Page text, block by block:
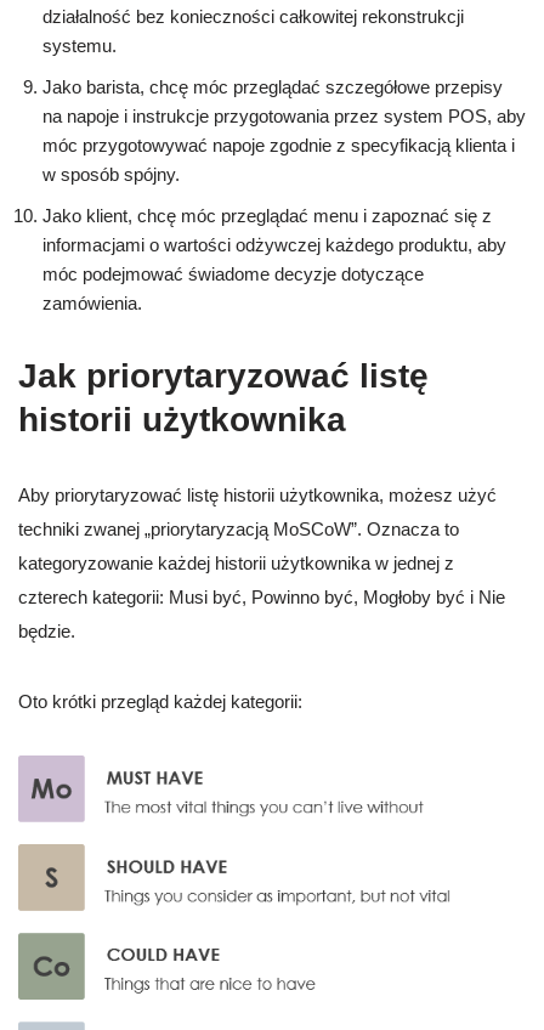
działalność bez konieczności całkowitej rekonstrukcji
systemu.
Jako barista, chcę móc przeglądać szczegółowe przepisy
na napoje i instrukcje przygotowania przez system POS, aby
móc przygotowywać napoje zgodnie z specyfikacją klienta i
w sposób spójny.
Jako klient, chcę móc przeglądać menu i zapoznać się z
informacjami o wartości odżywczej każdego produktu, aby
móc podejmować świadome decyzje dotyczące
zamówienia.
Jak priorytaryzować listę
historii użytkownika
Aby priorytaryzować listę historii użytkownika, możesz użyć
techniki zwanej „priorytaryzacją MoSCoW”. Oznacza to
kategoryzowanie każdej historii użytkownika w jednej z
czterech kategorii: Musi być, Powinno być, Mogłoby być i Nie
będzie.
Oto krótki przegląd każdej kategorii: